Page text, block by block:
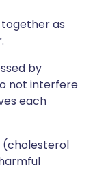
🇸🇪 Svenska
together as
by
not interfere
each
(cholesterol